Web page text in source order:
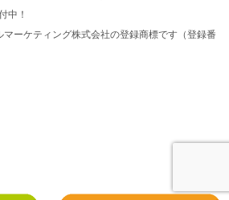
中！
マーケティング株式会社の登録商標です（登録番